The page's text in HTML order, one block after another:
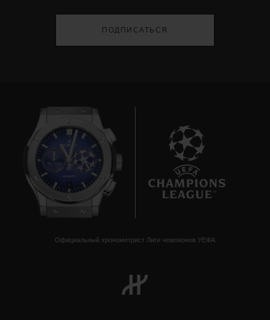
ПОДПИСАТЬСЯ
Официальный хронометрист Лиги чемпионов УЕФА